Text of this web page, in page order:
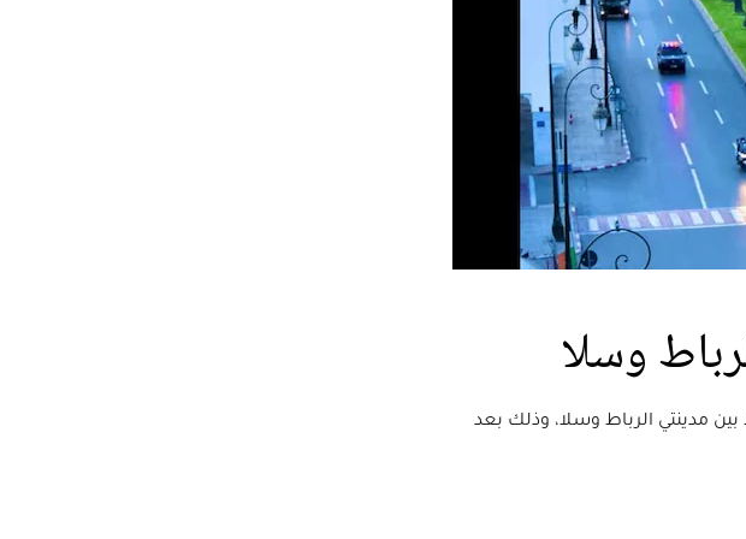
وسلا
مدينتي الرباط وسلا، وذلك بعد